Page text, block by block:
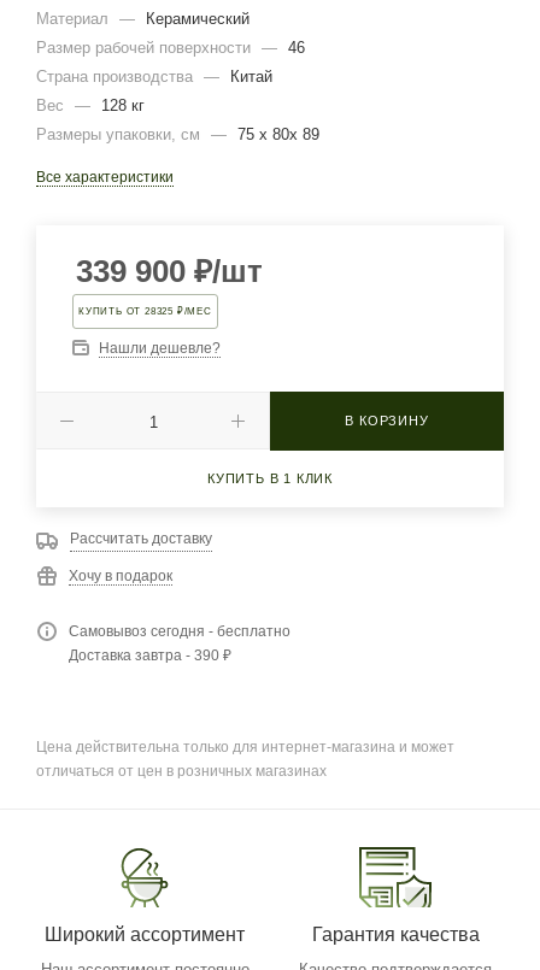
Материал
—
Керамический
Размер рабочей поверхности — 46
Страна производства —
Китай
Вес
—
128 кг
Размеры упаковки, cм
— 75 х 80х 89
Все характеристики
339 900 ₽/шт
КУПИТЬ ОТ 28325 ₽/МЕС
Нашли дешевле?
В КОРЗИНУ
КУПИТЬ В 1 КЛИК
Рассчитать доставку
Хочу в подарок
Самовывоз сегодня - бесплатно
Доставка завтра - 390 ₽
Цена действительна только для интернет-магазина и может
отличаться от цен в розничных магазинах
Широкий ассортимент Гарантия качества